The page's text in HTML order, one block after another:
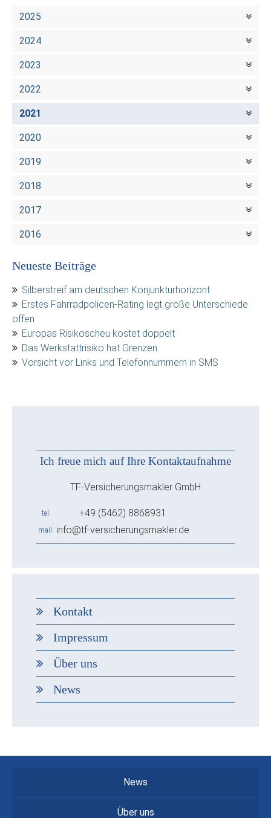
2025
2024
2023
2022
2021
2020
2019
2018
2017
2016
Neueste Beiträge
Silberstreif am deutschen Konjunkturhorizont
Erstes Fahrradpolicen-Rating legt große Unterschiede
offen
Europas Risikoscheu kostet doppelt
Das Werkstattrisiko hat Grenzen
Vorsicht vor Links und Telefonnummern in SMS
Ich freue mich auf Ihre Kontaktaufnahme
TF-Versicherungsmakler GmbH
tel +49 (5462) 8868931
mail info@tf-versicherungsmakler.de
Kontakt
Impressum
Über uns
News
News
Über uns